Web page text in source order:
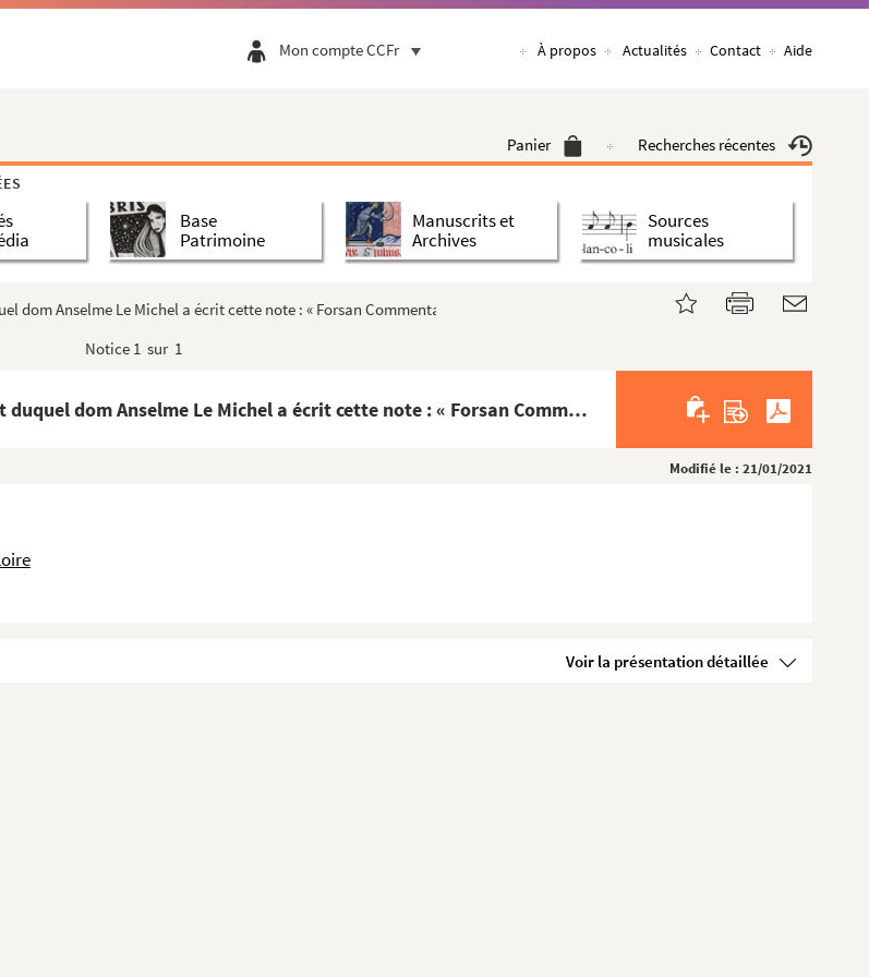
Mon compte CCFr À propos Actualités Contact Aide
Panier Recherches récentes
Base
Patrimoine
Manuscrits et
Archives
Sources
musicales
dom Anselme Le Michel a écrit cette note : « Forsan Commentarius iste est Claudii Taurinensis »
Notice 1 sur 1
Commentaire sur les Épîtres de S. Paul, sur le premier feuillet duquel dom Anselme Le Michel a écrit cette note : « Forsan Commentarius iste est Claudii Taurinensis »
Modifié le : 21/01/2021
Voir la présentation détaillée